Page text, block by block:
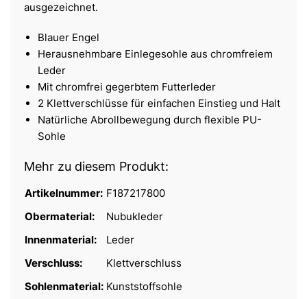
ausgezeichnet.
Blauer Engel
Herausnehmbare Einlegesohle aus chromfreiem
Leder
Mit chromfrei gegerbtem Futterleder
2 Klettverschlüsse für einfachen Einstieg und Halt
Natürliche Abrollbewegung durch flexible PU-
Sohle
Mehr zu diesem Produkt:
Artikelnummer: F187217800
Obermaterial:
Nubukleder
Innenmaterial:
Leder
Verschluss:
Klettverschluss
Sohlenmaterial: Kunststoffsohle